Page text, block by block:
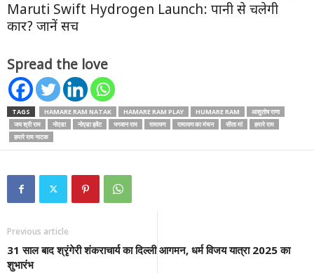
Maruti Swift Hydrogen Launch: पानी से चलेगी
कार? जानें सच
Spread the love
TAGS HAMARE RAM NATAK HAMARE RAM PLAY HUMARE RAM
आशुतोष राणा
जय श्री राम
नोएडा नोएडा इवेंट भगवान राम रामायण रामायण का मंचन सीता मां
हमारे राम
हमारे राम नाटक
Previous article
31 साल बाद श्रृंगेरी शंकराचार्य का दिल्ली आगमन, धर्म विजय यात्रा 2025 का
शुभारंभ